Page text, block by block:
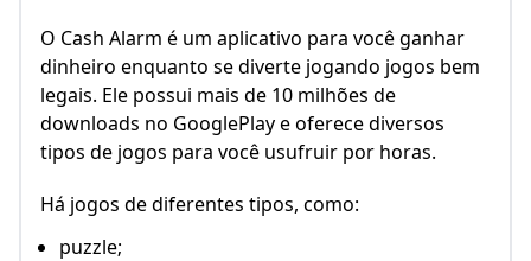
O Cash Alarm é um aplicativo para você ganhar
dinheiro enquanto se diverte jogando jogos bem
legais. Ele possui mais de 10 milhões de
downloads no GooglePlay e oferece diversos
tipos de jogos para você usufruir por horas.
Há jogos de diferentes tipos, como:
puzzle;